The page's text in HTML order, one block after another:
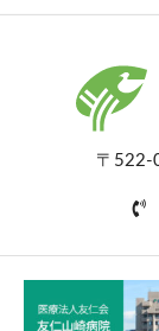
〒522-